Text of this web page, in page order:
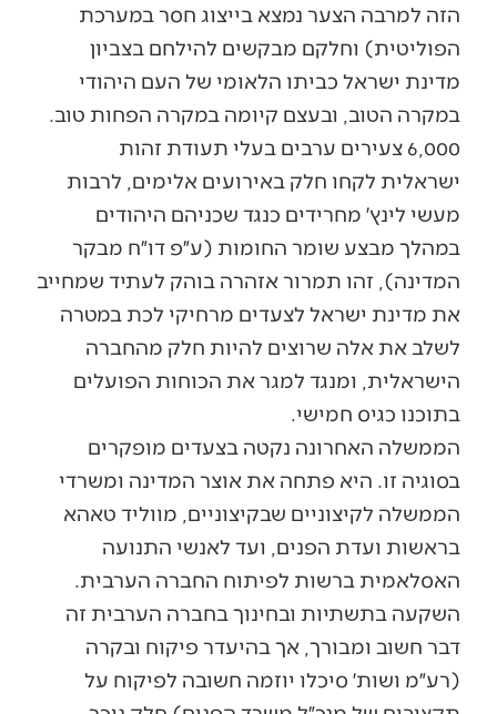
הזה למרבה הצער נמצא בייצוג חסר במערכת
הפוליטית) וחלקם מבקשים להילחם בצביון
מדינת ישראל כביתו הלאומי של העם היהודי
במקרה הטוב, ובעצם קיומה במקרה הפחות טוב.
6,000 צעירים ערבים בעלי תעודת זהות
ישראלית לקחו חלק באירועים אלימים, לרבות
מעשי לינץ׳ מחרידים כנגד שכניהם היהודים
במהלך מבצע שומר החומות (ע״פ דו״ח מבקר
המדינה), זהו תמרור אזהרה בוהק לעתיד שמחייב
את מדינת ישראל לצעדים מרחיקי לכת במטרה
לשלב את אלה שרוצים להיות חלק מהחברה
הישראלית, ומנגד למגר את הכוחות הפועלים
בתוכנו כגיס חמישי.
הממשלה האחרונה נקטה בצעדים מופקרים
בסוגיה זו. היא פתחה את אוצר המדינה ומשרדי
הממשלה לקיצוניים שבקיצוניים, מווליד טאהא
בראשות ועדת הפנים, ועד לאנשי התנועה
האסלאמית ברשות לפיתוח החברה הערבית.
השקעה בתשתיות ובחינוך בחברה הערבית זה
דבר חשוב ומבורך, אך בהיעדר פיקוח ובקרה
(רע״מ ושות׳ סיכלו יוזמה חשובה לפיקוח על